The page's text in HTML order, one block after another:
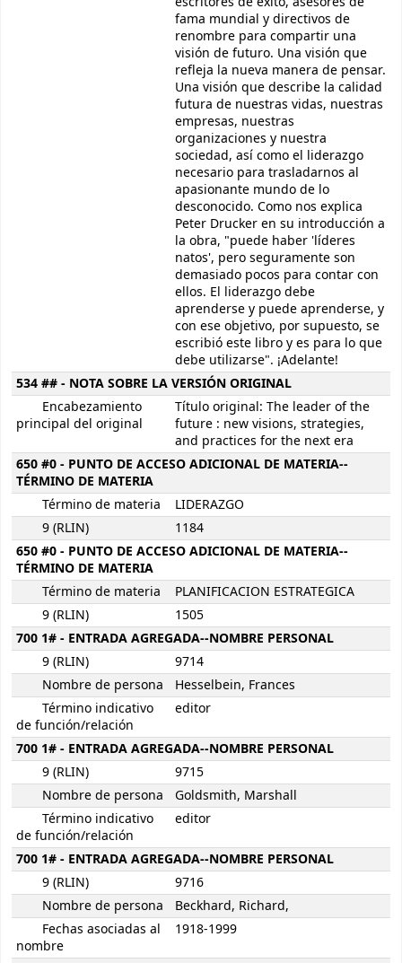
fama mundial y directivos de
renombre para compartir una
visión de futuro. Una visión que
refleja la nueva manera de pensar.
Una visión que describe la calidad
futura de nuestras vidas, nuestras
empresas, nuestras
organizaciones y nuestra
sociedad, así como el liderazgo
necesario para trasladarnos al
apasionante mundo de lo
desconocido. Como nos explica
Peter Drucker en su introducción a
la obra, "puede haber 'líderes
natos', pero seguramente son
demasiado pocos para contar con
ellos. El liderazgo debe
aprenderse y puede aprenderse, y
con ese objetivo, por supuesto, se
escribió este libro y es para lo que
debe utilizarse". ¡Adelante!
534 ## - NOTA SOBRE LA VERSIÓN ORIGINAL
Encabezamiento
principal del original
Título original: The leader of the
future : new visions, strategies,
and practices for the next era
650 #0 - PUNTO DE ACCESO ADICIONAL DE MATERIA--
TÉRMINO DE MATERIA
Término de materia
LIDERAZGO
9 (RLIN)
1184
650 #0 - PUNTO DE ACCESO ADICIONAL DE MATERIA--
TÉRMINO DE MATERIA
Término de materia
PLANIFICACION ESTRATEGICA
9 (RLIN)
1505
700 1# - ENTRADA AGREGADA--NOMBRE PERSONAL
9 (RLIN)
9714
Nombre de persona
Hesselbein, Frances
Término indicativo
de función/relación
editor
700 1# - ENTRADA AGREGADA--NOMBRE PERSONAL
9 (RLIN)
9715
Nombre de persona
Goldsmith, Marshall
Término indicativo
de función/relación
editor
700 1# - ENTRADA AGREGADA--NOMBRE PERSONAL
9 (RLIN)
9716
Nombre de persona
Beckhard, Richard,
Fechas asociadas al
nombre
1918-1999